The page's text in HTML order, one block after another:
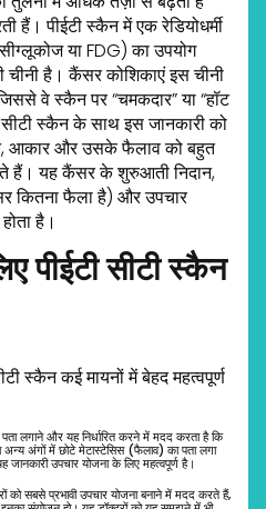
हैं। पीईटी स्कैन में एक रेडियोधर्मी
या FDG) का उपयोग
चीनी है। कैंसर कोशिकाएं इस चीनी
वे स्कैन पर “चमकदार” या “हॉट
स्कैन के साथ इस जानकारी को
आकार और उसके फैलाव को बहुत
हैं। यह कैंसर के शुरुआती निदान,
कितना फैला है) और उपचार
है।
पीईटी सीटी स्कैन
स्कैन कई मायनों में बेहद महत्वपूर्ण
पता लगाने और यह निर्धारित करने में मदद करता है कि
अंगों में छोटे मेटास्टेसिस (फैलाव) का पता लगा
उपचार योजना के लिए महत्वपूर्ण है।
को सबसे प्रभावी उपचार योजना बनाने में मदद करते हैं,